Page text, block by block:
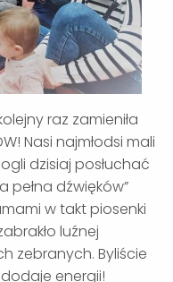
raz zamieniła
Nasi najmłodsi mali
dzisiaj posłuchać
pełna dźwięków”
w takt piosenki
luźnej
zebranych. Byliście
energii!